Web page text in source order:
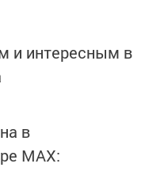
и интересным в
в
MАХ: